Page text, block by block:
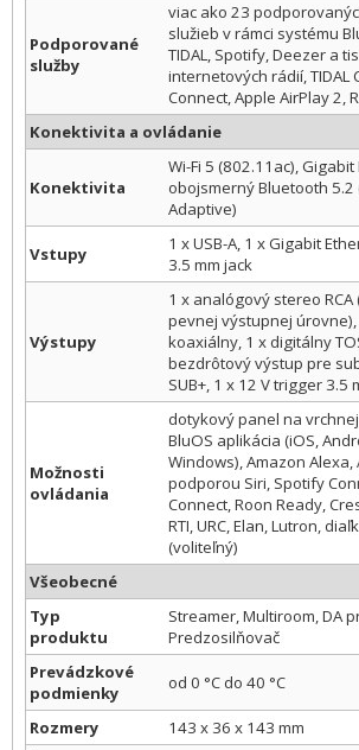
Podporované
služby
viac ako 23
služieb v rámci systému
TIDAL, Spotify, Deezer a
internetových rádií, TIDAL
Connect, Apple AirPlay 2,
Konektivita a ovládanie
Konektivita
Wi-Fi 5 (802.11ac),
obojsmerný Bluetooth 5.2
Adaptive)
Vstupy
1 x USB-A, 1 x Gigabit
3.5 mm jack
Výstupy
1 x analógový stereo
pevnej výstupnej
koaxiálny, 1 x digitálny
bezdrôtový výstup pre
SUB+, 1 x 12 V trigger 3.5
Možnosti
ovládania
dotykový panel na
BluOS aplikácia (iOS,
Windows), Amazon Alexa,
podporou Siri, Spotify
Connect, Roon Ready,
RTI, URC, Elan, Lutron,
(voliteľný)
Všeobecné
Typ
produktu
Streamer, Multiroom, DA
Predzosilňovač
Prevádzkové
podmienky
od 0 °C do 40 °C
Rozmery
143 x 36 x 143 mm